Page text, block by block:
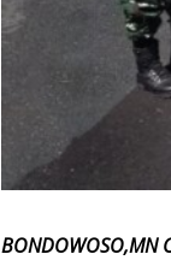
BONDOWOSO,MN